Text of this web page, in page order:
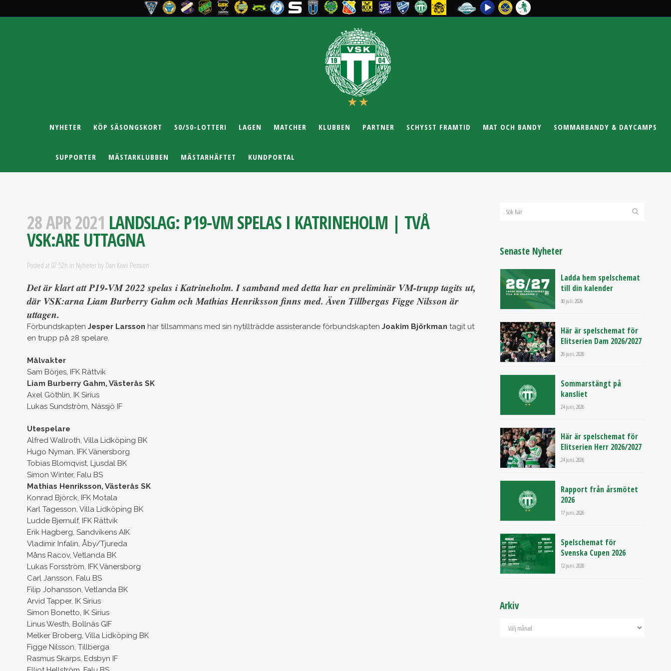
NYHETER KÖP SÄSONGSKORT 50/50-LOTTERI LAGEN MATCHER KLUBBEN PARTNER SCHYSST FRAMTID MAT OCH BANDY SOMMARBANDY & DAYCAMPS
SUPPORTER MÄSTARKLUBBEN MÄSTARHÄFTET KUNDPORTAL
28 APR 2021 LANDSLAG: P19-VM SPELAS I KATRINEHOLM | TVÅ
VSK:ARE UTTAGNA
Posted at 07:52h in Nyheter by Dan Kiwii Persson
Det är klart att P19-VM 2022 spelas i Katrineholm. I samband med detta har en preliminär VM-trupp tagits ut,
där VSK:arna Liam Burberry Gahm och Mathias Henriksson finns med. Även Tillbergas Figge Nilsson är
uttagen.
Förbundskapten Jesper Larsson har tillsammans med sin nytillträdde assisterande förbundskapten Joakim Björkman tagit ut
en trupp på 28 spelare.
Målvakter
Sam Börjes, IFK Rättvik
Liam Burberry Gahm, Västerås SK
Axel Göthlin, IK Sirius
Lukas Sundström, Nässjö IF
Utespelare
Alfred Wallroth, Villa Lidköping BK
Hugo Nyman, IFK Vänersborg
Tobias Blomqvist, Ljusdal BK
Simon Winter, Falu BS
Mathias Henriksson, Västerås SK
Konrad Björck, IFK Motala
Karl Tagesson, Villa Lidköping BK
Ludde Bjernulf, IFK Rättvik
Erik Hagberg, Sandvikens AIK
Vladimir Infalin, Åby/Tjureda
Måns Racov, Vetlanda BK
Lukas Forsström, IFK Vänersborg
Carl Jansson, Falu BS
Filip Johansson, Vetlanda BK
Arvid Tapper, IK Sirius
Simon Bonetto, IK Sirius
Linus Westh, Bollnäs GIF
Melker Broberg, Villa Lidköping BK
Figge Nilsson, Tillberga
Rasmus Skarps, Edsbyn IF
Senaste Nyheter
Ladda hem spelschemat
till din kalender
30 juli, 2026
Här är spelschemat för
Elitserien Dam 2026/2027
26 juni, 2026
Sommarstängt på
kansliet
24 juni, 2026
Här är spelschemat för
Elitserien Herr 2026/2027
24 juni, 2026
Rapport från årsmötet
2026
17 juni, 2026
Spelschemat för
Svenska Cupen 2026
12 juni, 2026
Arkiv